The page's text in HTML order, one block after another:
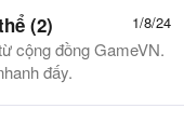
1/8/24
(2)
cộng đồng GameVN.
đấy.